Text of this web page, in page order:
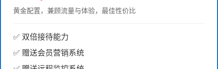
黄金配置，兼顾流量与体验，最佳性价比
✅ 双倍接待能力
✅ 赠送会员营销系统